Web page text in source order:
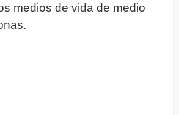
medios de vida de medio